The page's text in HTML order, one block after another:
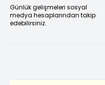
Günlük gelişmeleri sosyal
medya hesaplarından takip
edebilirsiniz.